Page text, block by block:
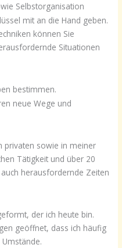
Selbstorganisation
mit an die Hand geben.
können Sie
Situationen
bestimmen.
neue Wege und
privaten sowie in meiner
Tätigkeit und über 20
herausfordernde Zeiten
der ich heute bin.
geöffnet, dass ich häufig